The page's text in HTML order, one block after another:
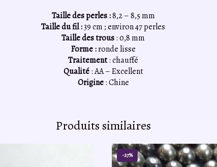
Taille des perles :8,2 – 8,5 mm
Taille du fil :39 cm ; environ 47 perles
Taille des trous: 0,8 mm
Forme :ronde lisse
Traitement: chauffé
Qualité: AA – Excellent
Origine: Chine
Produits similaires
-27%